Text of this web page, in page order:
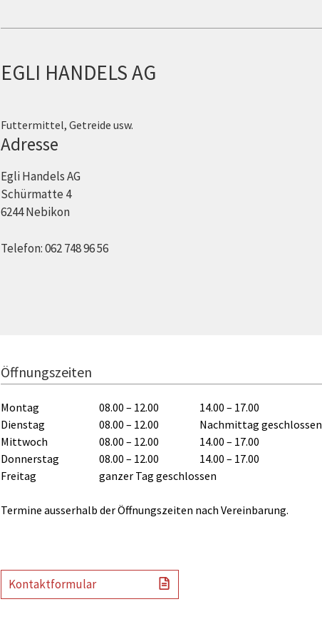
EGLI HANDELS AG
Futtermittel, Getreide usw.
Adresse
Egli Handels AG
Schürmatte 4
6244 Nebikon
Telefon:062 748 96 56
Öffnungszeiten
Montag 08.00 – 12.00
14.00 – 17.00
Dienstag
08.00 – 12.00
Nachmittag geschlossen
Mittwoch
08.00 – 12.00
14.00 – 17.00
Donnerstag
08.00 – 12.00
14.00 – 17.00
Freitag
ganzer Tag geschlossen
Termine ausserhalb der Öffnungszeiten nach Vereinbarung.
Kontaktformular